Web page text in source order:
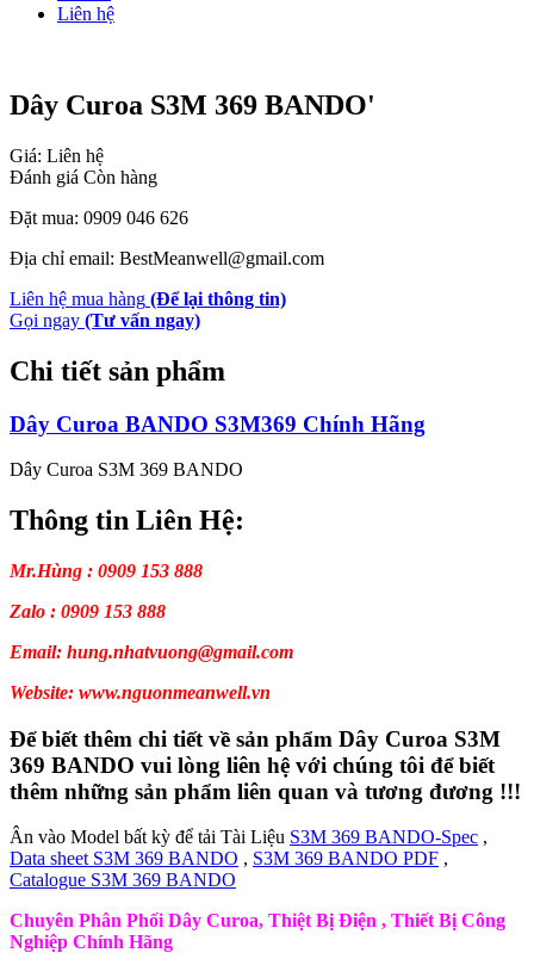
Liên hệ
Dây Curoa S3M 369 BANDO'
Giá: Liên hệ
Đánh giá Còn hàng
Đặt mua: 0909 046 626
Địa chỉ email: BestMeanwell@gmail.com
Liên hệ mua hàng (Để lại thông tin)
Gọi ngay (Tư vấn ngay)
Chi tiết sản phẩm
Dây Curoa BANDO S3M369 Chính Hãng
Dây Curoa S3M 369 BANDO
Thông tin Liên Hệ:
Mr.Hùng : 0909 153 888
Zalo : 0909 153 888
Email: hung.nhatvuong@gmail.com
Website: www.nguonmeanwell.vn
Để biết thêm chi tiết về sản phẩm Dây Curoa S3M
369 BANDO vui lòng liên hệ với chúng tôi để biết
thêm những sản phẩm liên quan và tương đương !!!
Ân vào Model bất kỳ để tải Tài Liệu S3M 369 BANDO-Spec ,
Data sheet S3M 369 BANDO , S3M 369 BANDO PDF ,
Catalogue S3M 369 BANDO
Chuyên Phân Phối Dây Curoa, Thiệt Bị Điện , Thiết Bị Công
Nghiệp Chính Hãng